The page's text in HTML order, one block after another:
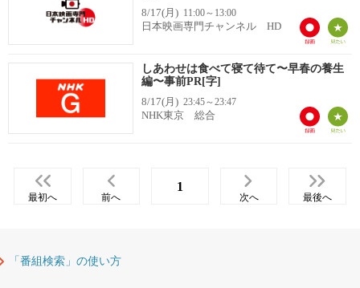
8/17(月) 11:00～13:00
日本映画専門チャンネル HD
しあわせは食べて寝て待て〜早春の養生
編〜事前PR[字]
8/17(月) 23:45～23:47
NHK東京 総合
最初へ 前へ
1
次へ 最後へ
「番組検索」の使い方